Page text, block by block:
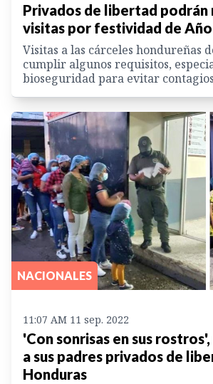
Privados de libertad podrán
visitas por festividad de
Visitas a las cárceles hondureñas
cumplir algunos requisitos,
bioseguridad para evitar
NACIONALES
11:07 AM 11 sep. 2022
'Con sonrisas en sus
a sus padres privados de
Honduras